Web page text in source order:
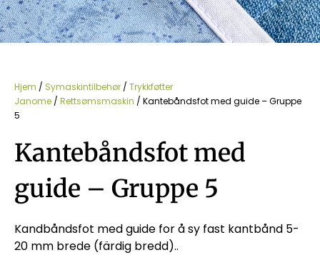
Hjem / Symaskintilbehør / Trykkføtter
Janome / Rettsømsmaskin / Kantebåndsfot med guide – Gruppe
5
Kantebåndsfot med
guide – Gruppe 5
Kandbåndsfot med guide for å sy fast kantbånd 5-
20 mm brede (färdig bredd)..